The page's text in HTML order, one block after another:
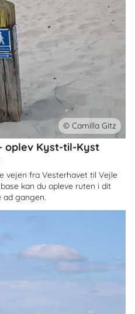
oplev Kyst-til-Kyst
vejen fra Vesterhavet til Vejle
kan du opleve ruten i dit
ad gangen.
© Camilla Gitz